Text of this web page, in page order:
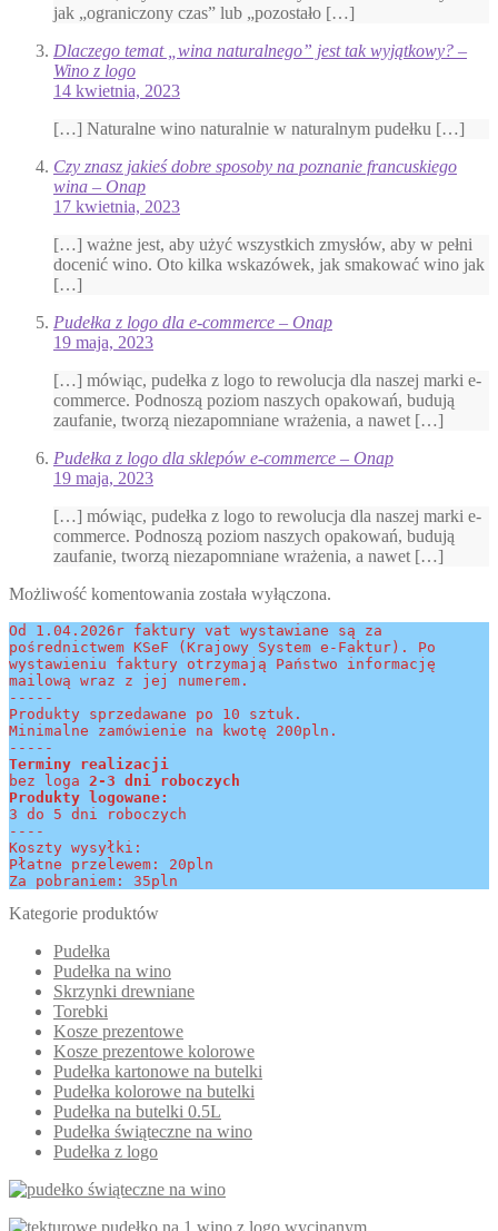
jak „ograniczony czas” lub „pozostało […]
Dlaczego temat „wina naturalnego” jest tak wyjątkowy? –
Wino z logo
14 kwietnia, 2023
[…] Naturalne wino naturalnie w naturalnym pudełku […]
Czy znasz jakieś dobre sposoby na poznanie francuskiego
wina – Onap
17 kwietnia, 2023
[…] ważne jest, aby użyć wszystkich zmysłów, aby w pełni
docenić wino. Oto kilka wskazówek, jak smakować wino jak
[…]
Pudełka z logo dla e-commerce – Onap
19 maja, 2023
[…] mówiąc, pudełka z logo to rewolucja dla naszej marki e-
commerce. Podnoszą poziom naszych opakowań, budują
zaufanie, tworzą niezapomniane wrażenia, a nawet […]
Pudełka z logo dla sklepów e-commerce – Onap
19 maja, 2023
[…] mówiąc, pudełka z logo to rewolucja dla naszej marki e-
commerce. Podnoszą poziom naszych opakowań, budują
zaufanie, tworzą niezapomniane wrażenia, a nawet […]
Możliwość komentowania została wyłączona.
Od 1.04.2026r faktury vat wystawiane są za
pośrednictwem KSeF (Krajowy System e-Faktur). Po
wystawieniu faktury otrzymają Państwo informację
mailową wraz z jej numerem.
-----
Produkty sprzedawane po 10 sztuk.
Minimalne zamówienie na kwotę 200pln.
-----
Terminy realizacji
bez loga 2-3 dni roboczych
Produkty logowane:
3 do 5 dni roboczych
----
Koszty wysyłki:
Płatne przelewem: 20pln
Za pobraniem: 35pln
Kategorie produktów
Pudełka
Pudełka na wino
Skrzynki drewniane
Torebki
Kosze prezentowe
Kosze prezentowe kolorowe
Pudełka kartonowe na butelki
Pudełka kolorowe na butelki
Pudełka na butelki 0.5L
Pudełka świąteczne na wino
Pudełka z logo